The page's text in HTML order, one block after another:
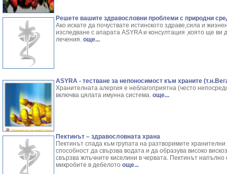
Решете вашите здравословни проблеми с природни
Ако искате да почуствате истинското здраве,сила и
изследване с апарата ASYRA и консултация ,която ще
лечения. още...
ASYRA - тестване за непоносимост към храните
Хранителната алергия е неблагоприятна (често
включва цялата имунна система. още...
Пектинът – здравословната храна
Пектинът спада към групата на разтворимите
способност да свързва водата и да образува високо
свързва жлъчните киселини в червата. Пектинът
микробите в дебелото още...